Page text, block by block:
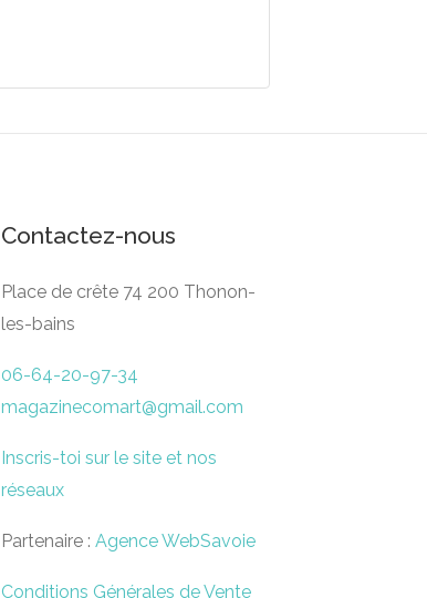
Contactez-nous
Place de crête 74 200 Thonon-
les-bains
06-64-20-97-34
magazinecomart@gmail.com
Inscris-toi sur le site et nos
réseaux
Partenaire :Agence WebSavoie
Conditions Générales de Vente